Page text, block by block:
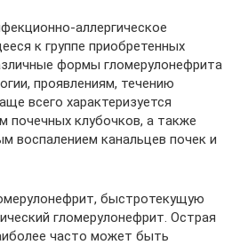
аллергическое
к группе приобретенных
формы гломерулонефрита
проявлениям, течению
всего характеризуется
почечных клубочков, а также
воспалением канальцев почек и
быстротекущую
гломерулонефрит. Острая
часто может быть